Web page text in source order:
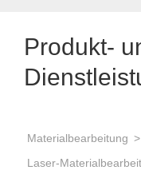
Produkt-
Materialbearbeitung
Laser-